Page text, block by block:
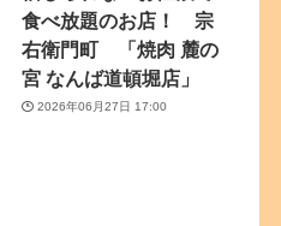
食べ放題のお店！ 宗
右衛門町 「焼肉 麓の
宮 なんば道頓堀店」
2026年06月27日 17:00